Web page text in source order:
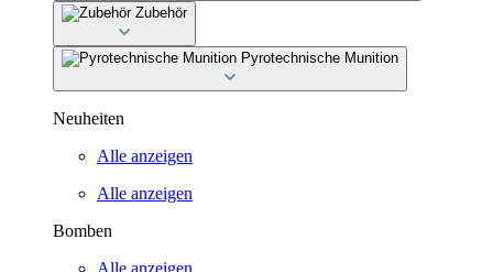
Zubehör
Pyrotechnische Munition
Neuheiten
Alle anzeigen
Alle anzeigen
Bomben
Alle anzeigen